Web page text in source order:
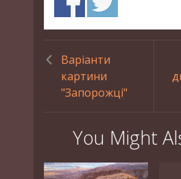
Варіанти
картини
"Запорожці"
You Might